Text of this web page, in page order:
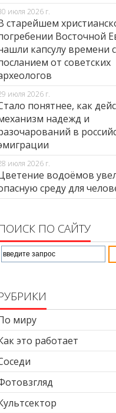
июля 2026 г.
старейшем
Восточной
капсулу времени с
от советских
июля 2026 г.
понятнее, как
надежд и
в
июля 2026 г.
водоёмов
среду для
ПО САЙТУ
миру
это работает